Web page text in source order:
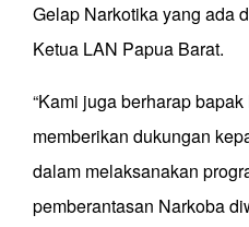
Gelap Narkotika yang ada
Ketua LAN Papua Barat.
“Kami juga berharap
memberikan dukungan
dalam melaksanakan
pemberantasan Narkoba